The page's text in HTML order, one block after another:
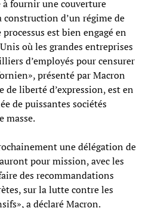
à fournir une couverture
d’un régime de
est bien engagé en
où les grandes entreprises
d’employés pour censurer
présenté par Macron
liberté d’expression, est en
de puissantes sociétés
masse.
une délégation de
pour mission, avec les
des recommandations
sur la lutte contre les
a déclaré Macron.